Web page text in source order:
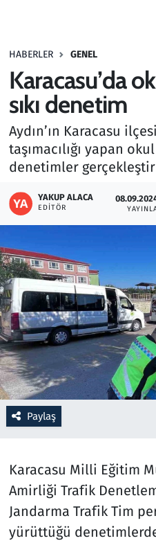
HABERLER GENEL
Karacasu’da
sıkı denetim
Aydın’ın Karacasu
taşımacılığı yapan
denetimler
YAKUP ALACA
EDITÖR
Paylaş
Karacasu Milli Eğitim
Amirliği Trafik
Jandarma Trafik Tim
yürüttüğü
Haber
Kültür Sanat
Kurumsal Haberler
Lezzet Durağı
Memur ve Kamu
Oyun
Ramazan
Resmi İlanlar
Rüya Tabirleri
Sağlık
Seçim 2023
Spor